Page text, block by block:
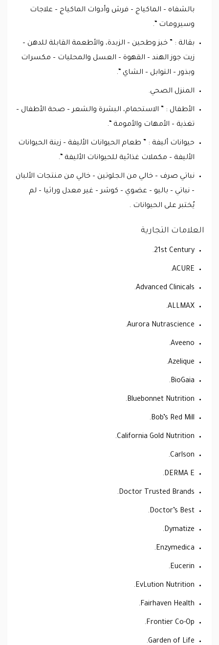
بالشفاه – الماكياج – فرش وأدوات الماكياج – علاجات
وسيرومات “.
بقالة : ” خبز وطحين – الزبدة، والأطعمة القابلة للدهن –
زيت جوز الهند – القهوة – العسل والمحليات – مكسرات
وبذور – التوابل – الشاي “.
المنزل الصحي.
الأطفال : ” الاستحمام، البشرة والشعر – صحة الأطفال –
تغذية – الأمهات والأمومة “.
حيوانات أليفة : ” طعام الحيوانات الأليفة – زينة الحيوانات
الأليفة – مكملات غذائية للحيوانات الأليفة “.
نباتي صرف – خالي من الجلوتين – خالي من منتجات الألبان
– نباتي – باليو – عضوي – كوشر – غير معدل وراثيا – لم
يُختبر على الحيوانات .
العلامات التجارية
21st Century.
ACURE.
Advanced Clinicals.
ALLMAX.
Aurora Nutrascience.
Aveeno.
Azelique.
BioGaia.
Bluebonnet Nutrition.
Bob’s Red Mill.
California Gold Nutrition.
Carlson.
DERMA E.
Doctor Trusted Brands.
Doctor’s Best.
Dymatize.
Enzymedica.
Eucerin.
EvLution Nutrition.
Fairhaven Health.
Frontier Co-Op.
Garden of Life.